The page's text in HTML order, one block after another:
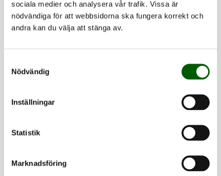
sociala medier och analysera vår trafik. Vissa är
nödvändiga för att webbsidorna ska fungera korrekt och
andra kan du välja att stänga av.
Nödvändig
Inställningar
Statistik
Marknadsföring
från Lantmäteriet i hemstaden Karlskrona.
man redan god koll på detta.
När hon avslutat utbildningen vid högskolan fick hon
fast arbete på Lantmäteriet. För något år sedan gick
hon över till avdelningen för fastighetsinformation,
och ägnar sig numera åt att överföra data från